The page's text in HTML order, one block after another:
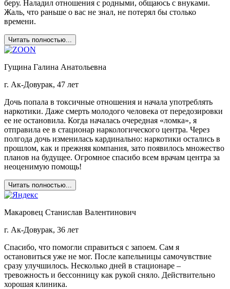
беру. Наладил отношения с родными, общаюсь с внуками.
Жаль, что раньше о вас не знал, не потерял бы столько
времени.
Читать полностью...
Гущина Галина Анатольевна
г. Ак-Довурак, 47 лет
Дочь попала в токсичные отношения и начала употреблять
наркотики. Даже смерть молодого человека от передозировки
ее не остановила. Когда началась очередная «ломка», я
отправила ее в стационар наркологического центра. Через
полгода дочь изменилась кардинально: наркотики остались в
прошлом, как и прежняя компания, зато появилось множество
планов на будущее. Огромное спасибо всем врачам центра за
неоценимую помощь!
Читать полностью...
Макаровец Станислав Валентинович
г. Ак-Довурак, 36 лет
Спасибо, что помогли справиться с запоем. Сам я
остановиться уже не мог. После капельницы самочувствие
сразу улучшилось. Несколько дней в стационаре –
тревожность и бессонницу как рукой сняло. Действительно
хорошая клиника.